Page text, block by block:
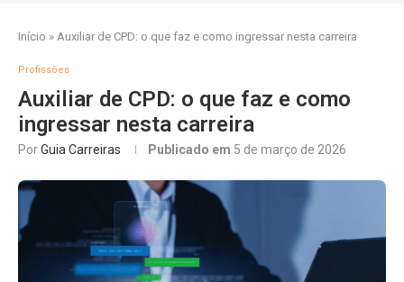
Início » Auxiliar de CPD: o que faz e como ingressar nesta carreira
Profissões
Auxiliar de CPD: o que faz e como
ingressar nesta carreira
PorGuia Carreiras Publicado em 5 de março de 2026